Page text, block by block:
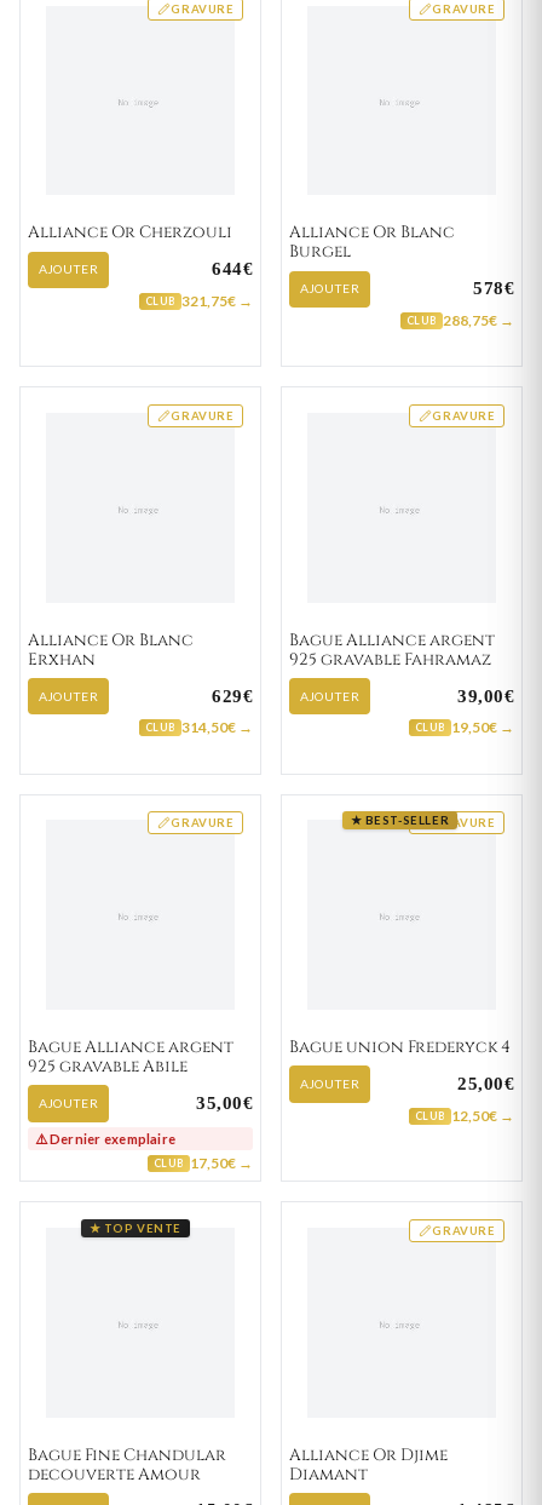
GRAVURE
Alliance Or Cherzouli
AJOUTER 644€
CLUB 321,75€ →
GRAVURE
Alliance Or Blanc
Burgel
AJOUTER 578€
CLUB 288,75€ →
GRAVURE
Alliance Or Blanc
Erxhan
AJOUTER 629€
CLUB 314,50€ →
GRAVURE
Bague Alliance argent
925 gravable Fahramaz
AJOUTER 39,00€
CLUB 19,50€ →
GRAVURE
Bague Alliance argent
925 gravable Abile
AJOUTER 35,00€
⚠️ Dernier exemplaire
CLUB 17,50€ →
GRAVURE
★ BEST-SELLER
Bague union Frederyck 4
AJOUTER 25,00€
CLUB 12,50€ →
★ TOP VENTE
Bague Fine Chandular
decouverte Amour
GRAVURE
Alliance Or Djime
Diamant